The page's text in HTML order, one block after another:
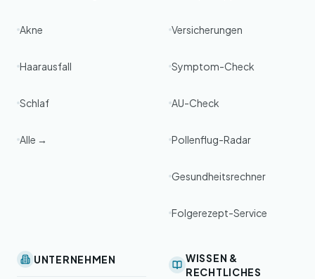
Akne
Haarausfall
Schlaf
Alle →
Versicherungen
Symptom-Check
AU-Check
Pollenflug-Radar
Gesundheitsrechner
Folgerezept-Service
UNTERNEHMEN
WISSEN &
RECHTLICHES